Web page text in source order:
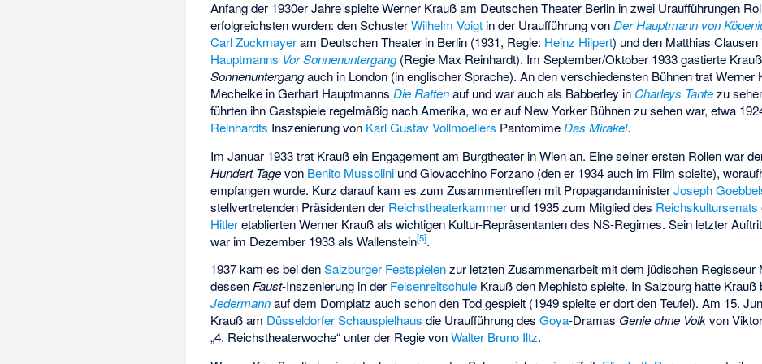
Anfang der 1930er Jahre spielte Werner Krauß am Deutschen Theater Berlin in zwei Uraufführungen
erfolgreichsten wurden: den SchusterWilhelm Voigt in der Uraufführung vonDer Hauptmann von
Carl Zuckmayeram Deutschen Theater in Berlin (1931, Regie: Heinz Hilpert) und den Matthias
Hauptmanns Vor Sonnenuntergang(Regie Max Reinhardt). Im September/Oktober 1933 gastierte
Sonnenuntergangauch in London (in englischer Sprache). An den verschiedensten Bühnen trat Werner
Mechelke in Gerhart HauptmannsDie Rattenauf und war auch als Babberley in Charleys Tantezu
führten ihn Gastspiele regelmäßig nach Amerika, wo er auf New Yorker Bühnen zu sehen war, etwa
Reinhardts Inszenierung von Karl Gustav Vollmoellers PantomimeDas Mirakel.
Im Januar 1933 trat Krauß ein Engagement am Burgtheater in Wien an. Eine seiner ersten Rollen war
Hundert Tagevon Benito Mussolini und Giovacchino Forzano (den er 1934 auch im Film spielte),
empfangen wurde. Kurz darauf kam es zum Zusammentreffen mit PropagandaministerJoseph
stellvertretenden Präsidenten der Reichstheaterkammer und 1935 zum Mitglied des Reichskultursenats
Hitleretablierten Werner Krauß als wichtigen Kultur-Repräsentanten des NS-Regimes. Sein letzter
war im Dezember 1933 als Wallenstein[5].
1937 kam es bei denSalzburger Festspielenzur letzten Zusammenarbeit mit dem jüdischen Regisseur
dessenFaust-Inszenierung in der Felsenreitschule Krauß den Mephisto spielte. In Salzburg hatte Krauß
Jedermannauf dem Domplatz auch schon den Tod gespielt (1949 spielte er dort den Teufel). Am 15.
Krauß am Düsseldorfer Schauspielhaus die Uraufführung desGoya-Dramas Genie ohne Volkvon
„4. Reichstheaterwoche“ unter der Regie vonWalter Bruno Iltz.